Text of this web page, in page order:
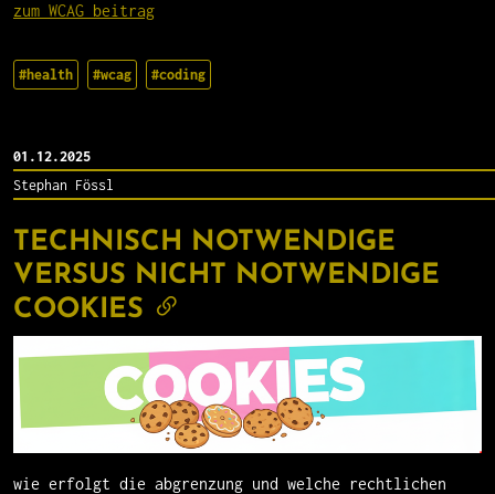
zum WCAG beitrag
#health #wcag #coding
01.12.2025
Stephan Fössl
TECHNISCH NOTWENDIGE
VERSUS NICHT NOTWENDIGE
COOKIES
wie erfolgt die abgrenzung und welche rechtlichen